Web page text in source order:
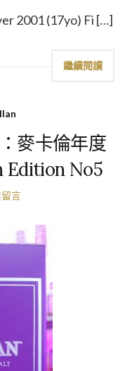
2001 (17yo) Fi […]
繼續閱讀
麥卡倫年度
Edition No5
言